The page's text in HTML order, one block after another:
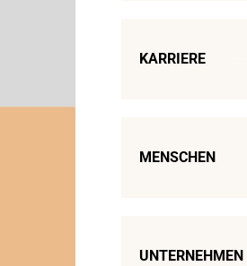
KARRIERE
MENSCHEN
UNTERNEHMEN